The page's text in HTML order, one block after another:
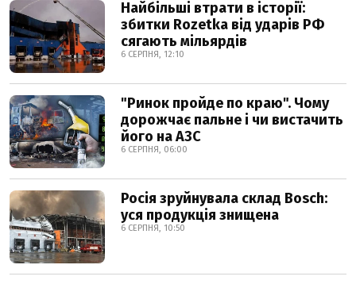
Найбільші втрати в історії:
збитки Rozetka від ударів РФ
сягають мільярдів
6 СЕРПНЯ, 12:10
"Ринок пройде по краю". Чому
дорожчає пальне і чи вистачить
його на АЗС
6 СЕРПНЯ, 06:00
Росія зруйнувала склад Bosch:
уся продукція знищена
6 СЕРПНЯ, 10:50